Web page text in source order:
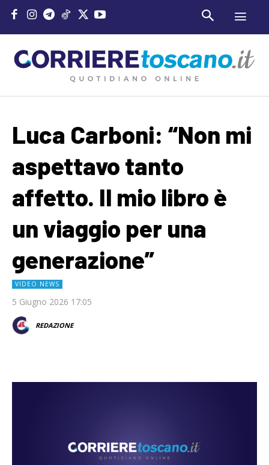
Luca Carboni: “Non mi
aspettavo tanto
affetto. Il mio libro è
un viaggio per una
generazione”
VIDEO NEWS
5 Giugno 2026 17:05
REDAZIONE